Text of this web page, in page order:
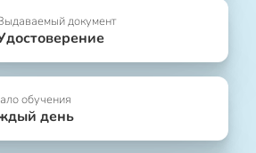
документ
обучения
день